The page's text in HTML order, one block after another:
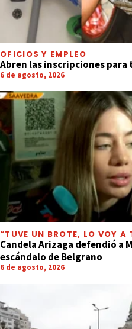
OFICIOS Y EMPLEO
Abren las inscripciones
6 de agosto, 2026
“TUVE UN BROTE, LO VOY A
Candela Arizaga defendió a
escándalo de Belgrano
6 de agosto, 2026